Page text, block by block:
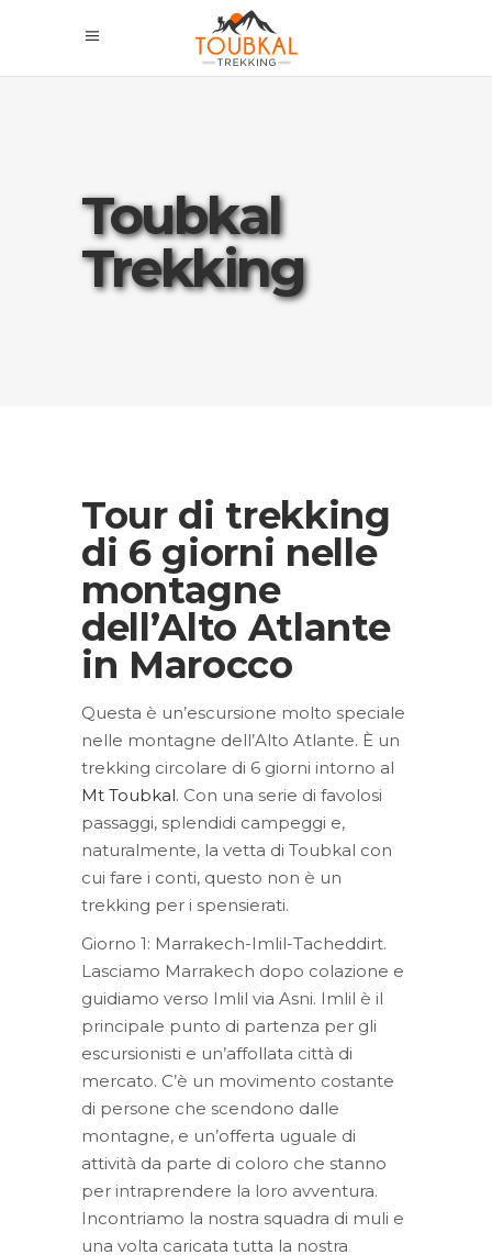
Toubkal
Trekking
Tour di trekking
di 6 giorni nelle
montagne
dell’Alto Atlante
in Marocco
Questa è un’escursione molto speciale
nelle montagne dell’Alto Atlante. È un
trekking circolare di 6 giorni intorno al
Mt Toubkal. Con una serie di favolosi
passaggi, splendidi campeggi e,
naturalmente, la vetta di Toubkal con
cui fare i conti, questo non è un
trekking per i spensierati.
Giorno 1: Marrakech-Imlil-Tacheddirt.
Lasciamo Marrakech dopo colazione e
guidiamo verso Imlil via Asni. Imlil è il
principale punto di partenza per gli
escursionisti e un’affollata città di
mercato. C’è un movimento costante
di persone che scendono dalle
montagne, e un’offerta uguale di
attività da parte di coloro che stanno
per intraprendere la loro avventura.
Incontriamo la nostra squadra di muli e
una volta caricata tutta la nostra